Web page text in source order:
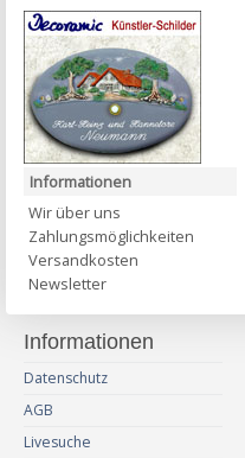
Informationen
Wir über uns
Zahlungsmöglichkeiten
Versandkosten
Newsletter
Informationen
Datenschutz
AGB
Livesuche